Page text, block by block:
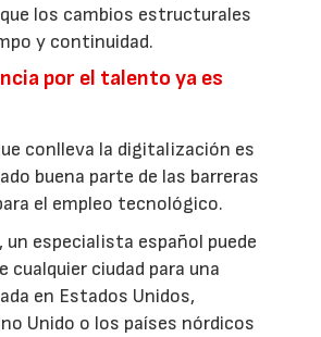
los cambios estructurales
y continuidad.
por el talento ya es
conlleva la digitalización es
buena parte de las barreras
el empleo tecnológico.
especialista español puede
cualquier ciudad para una
en Estados Unidos,
Unido o los países nórdicos